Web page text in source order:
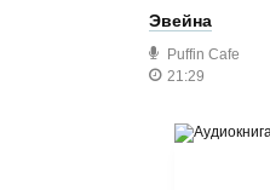
Эвейна
Puffin Cafe
21:29